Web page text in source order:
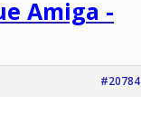
Amiga -
#20784